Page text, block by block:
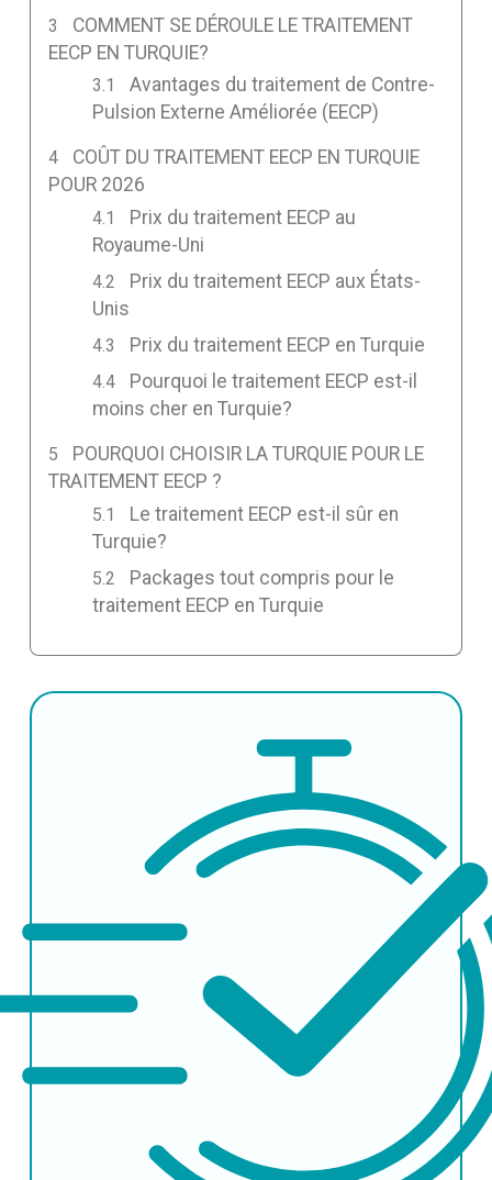
COMMENT SE DÉROULE LE TRAITEMENT
EECP EN TURQUIE?
Avantages du traitement de Contre-
Pulsion Externe Améliorée (EECP)
COÛT DU TRAITEMENT EECP EN TURQUIE
POUR 2026
Prix du traitement EECP au
Royaume-Uni
Prix du traitement EECP aux États-
Unis
Prix du traitement EECP en Turquie
Pourquoi le traitement EECP est-il
moins cher en Turquie?
POURQUOI CHOISIR LA TURQUIE POUR LE
TRAITEMENT EECP ?
Le traitement EECP est-il sûr en
Turquie?
Packages tout compris pour le
traitement EECP en Turquie